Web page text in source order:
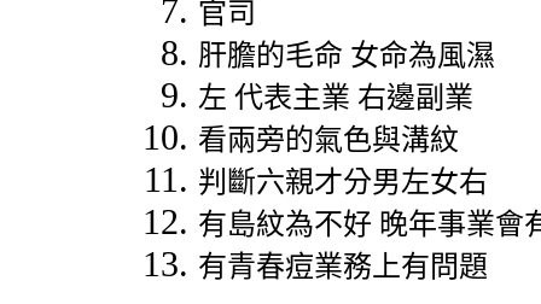
官司
肝膽的毛命 女命為風濕
左 代表主業 右邊副業
看兩旁的氣色與溝紋
判斷六親才分男左女右
有島紋為不好 晚年事業會
有青春痘業務上有問題